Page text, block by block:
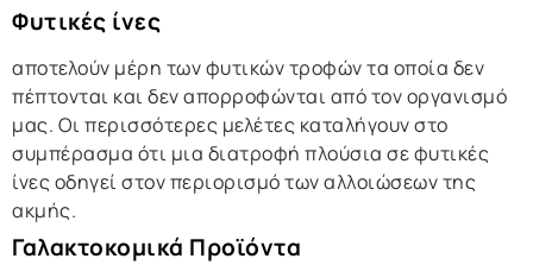
Φυτικές ίνες
αποτελούν μέρη των φυτικών τροφών τα οποία δεν
πέπτονται και δεν απορροφώνται από τον οργανισμό
μας. Οι περισσότερες μελέτες καταλήγουν στο
συμπέρασμα ότι μια διατροφή πλούσια σε φυτικές
ίνες οδηγεί στον περιορισμό των αλλοιώσεων της
ακμής.
Γαλακτοκομικά Προϊόντα